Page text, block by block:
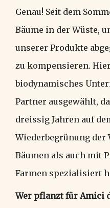
Genau! Seit dem
Bäume in der Wüste,
unserer Produkte
zu kompensieren.
biodynamisches
Partner ausgewählt,
dreissig Jahren auf
Wiederbegrünung der
Bäumen als auch mit
Farmen spezialisiert
Wer pflanzt für Amici